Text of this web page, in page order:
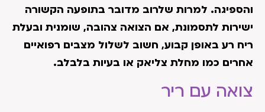
והספיגה. למרות שלרוב מדובר בתופעה הקשורה
ישירות לתסמונת, אם הצואה צהובה, שומנית ובעלת
ריח רע באופן קבוע, חשוב לשלול מצבים רפואיים
אחרים כמו מחלת צליאק או בעיות בלבלב.
צואה עם ריר